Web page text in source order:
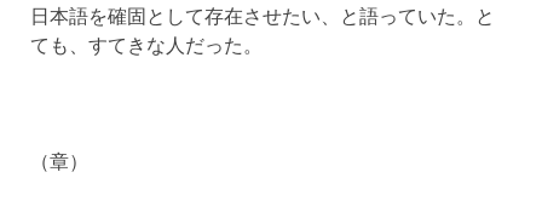
日本語を確固として存在させたい、と語っていた。と
ても、すてきな人だった。
（章）